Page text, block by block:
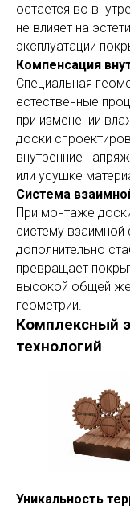
остается во
не влияет на
эксплуатации
Компенсация
Специальная
естественные
при изменении
доски
внутренние
или усушке
Система
При монтаже
систему
дополнительно
превращает
высокой общей
геометрии.
Комплексный
технологий
Уникальность